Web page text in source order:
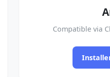
Compatible via